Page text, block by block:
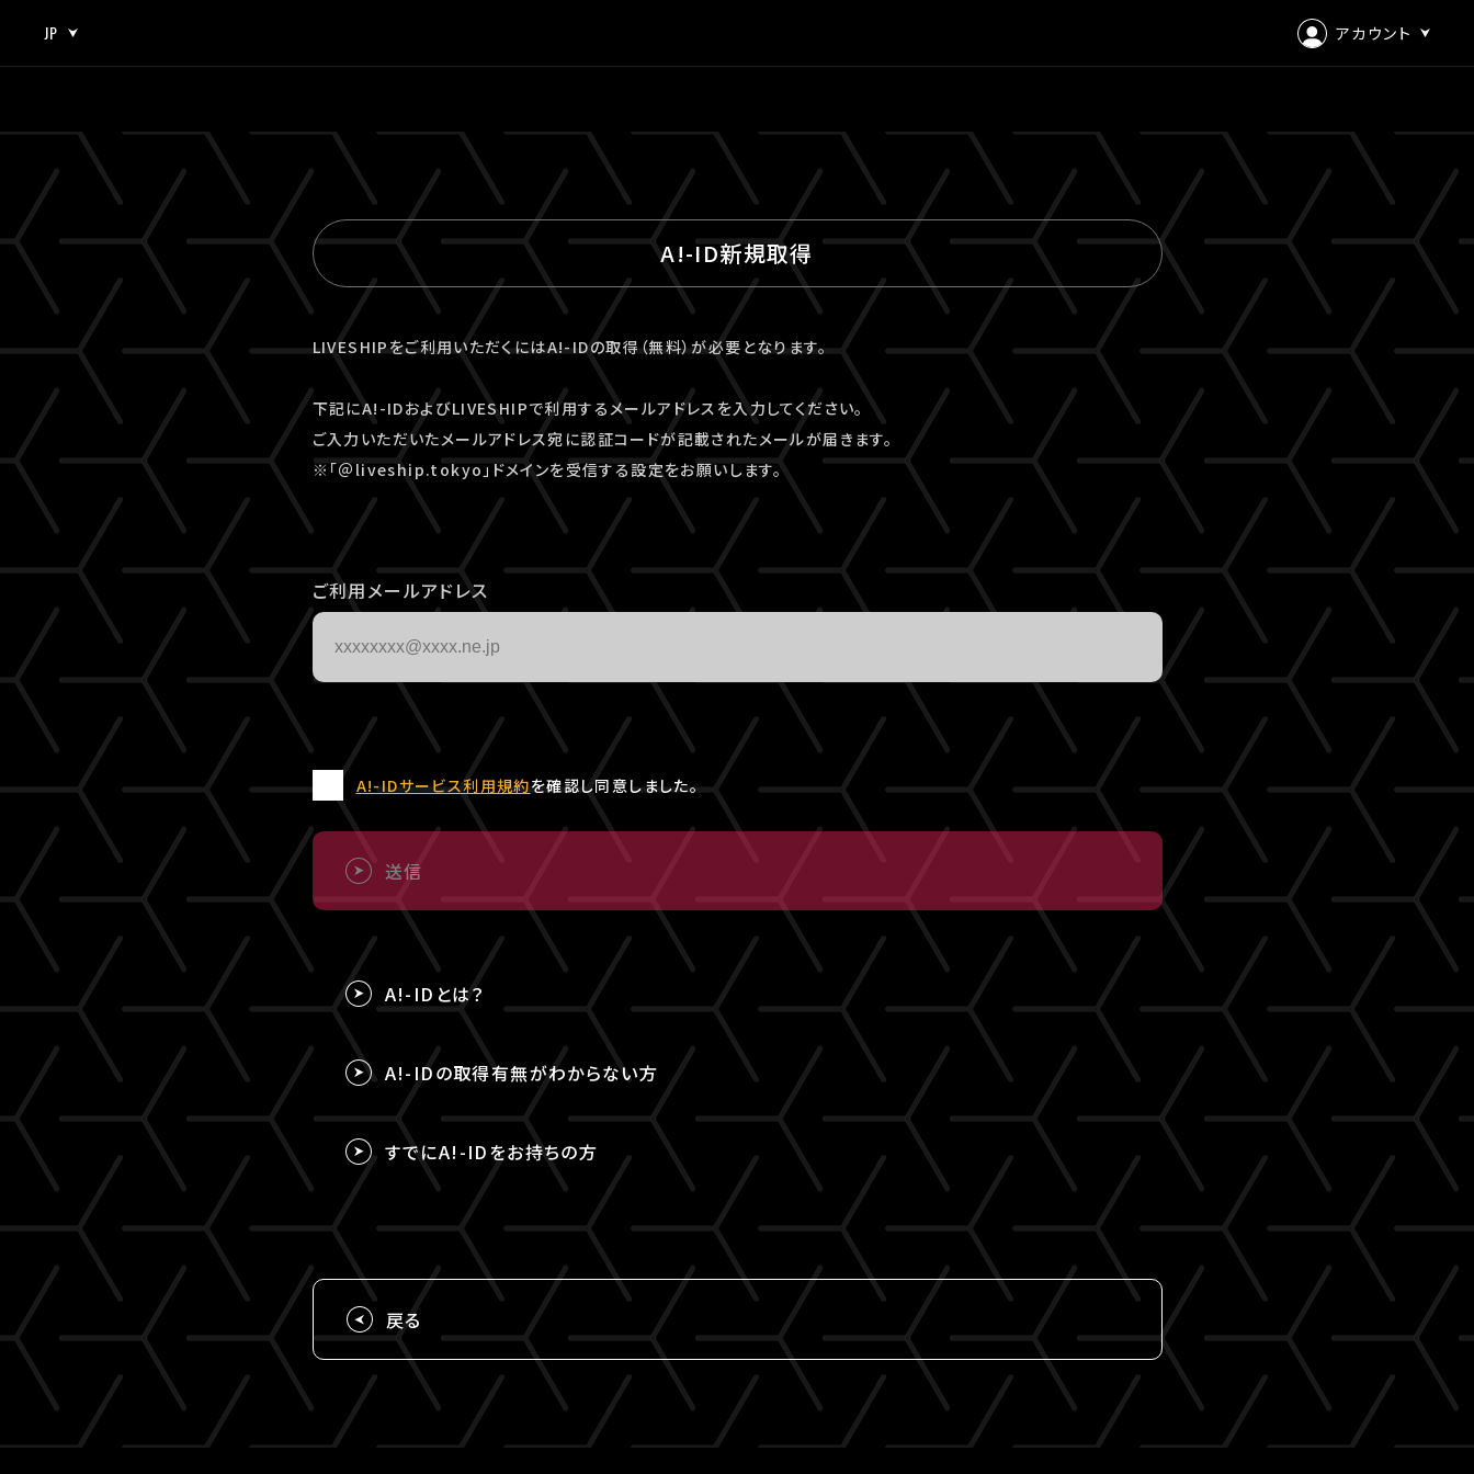
JP アカウント
EN
会員登録
A!-ID新規取得
LIVESHIPをご利用いただくにはA!-IDの取得（無料）が必要となります。
下記にA!-IDおよびLIVESHIPで利用するメールアドレスを入力してください。
ご入力いただいたメールアドレス宛に認証コードが記載されたメールが届きます。
※「＠liveship.tokyo」ドメインを受信する設定をお願いします。
ご利用メールアドレス
A!-IDサービス利用規約を確認し同意しました。
送信
A!-IDとは？
A!-IDの取得有無がわからない方
すでにA!-IDをお持ちの方
戻る